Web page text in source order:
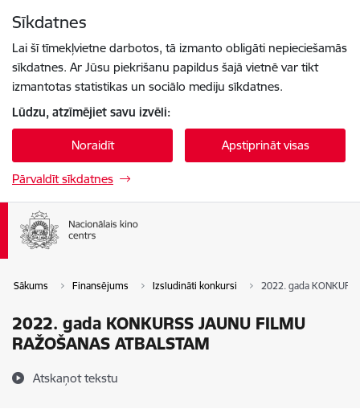
Sīkdatnes
Lai šī tīmekļvietne darbotos, tā izmanto obligāti nepieciešamās
sīkdatnes. Ar Jūsu piekrišanu papildus šajā vietnē var tikt
izmantotas statistikas un sociālo mediju sīkdatnes.
Lūdzu, atzīmējiet savu izvēli:
Noraidīt Apstiprināt visas
Pārvaldīt sīkdatnes
Sākums Finansējums Izsludināti konkursi 2022. gada
2022. gada KONKURSS JAUNU FILMU
RAŽOŠANAS ATBALSTAM
Atskaņot tekstu